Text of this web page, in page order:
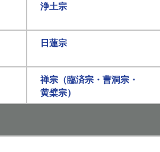
浄土宗
日蓮宗
禅宗（臨済宗・曹洞宗・
黄檗宗）